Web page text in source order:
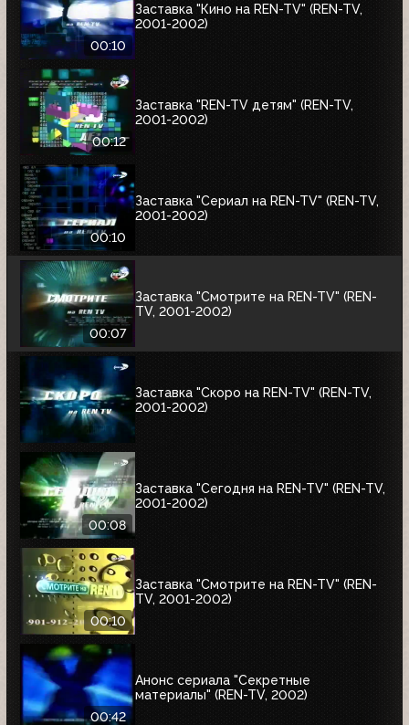
00:10
Заставка "Кино на REN-TV" (REN-TV,
2001-2002)
00:12
Заставка "REN-TV детям" (REN-TV,
2001-2002)
00:10
Заставка "Сериал на REN-TV" (REN-TV,
2001-2002)
00:07
Заставка "Смотрите на REN-TV" (REN-
TV, 2001-2002)
Заставка "Скоро на REN-TV" (REN-TV,
2001-2002)
00:08
Заставка "Сегодня на REN-TV" (REN-TV,
2001-2002)
00:10
Заставка "Смотрите на REN-TV" (REN-
TV, 2001-2002)
00:42
Анонс сериала "Секретные
материалы" (REN-TV, 2002)